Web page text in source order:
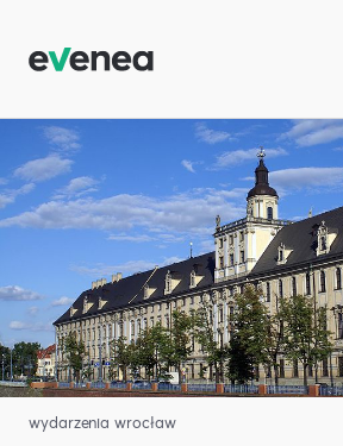
wydarzenia wrocław